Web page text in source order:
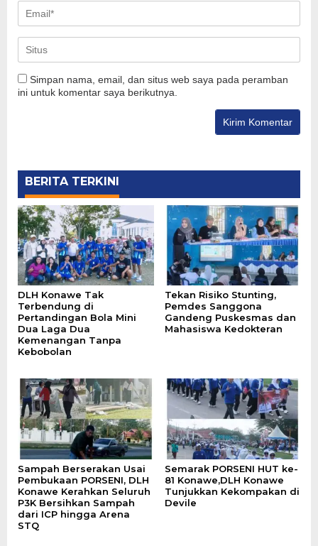
Simpan nama, email, dan situs web saya pada peramban
ini untuk komentar saya berikutnya.
BERITA TERKINI
DLH Konawe Tak
Terbendung di
Pertandingan Bola Mini
Dua Laga Dua
Kemenangan Tanpa
Kebobolan
Tekan Risiko Stunting,
Pemdes Sanggona
Gandeng Puskesmas dan
Mahasiswa Kedokteran
Sampah Berserakan Usai
Pembukaan PORSENI, DLH
Konawe Kerahkan Seluruh
P3K Bersihkan Sampah
dari ICP hingga Arena
STQ
Semarak PORSENI HUT ke-
81 Konawe,DLH Konawe
Tunjukkan Kekompakan di
Devile